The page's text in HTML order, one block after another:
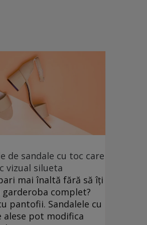
de sandale cu toc care
vizual silueta
mai înaltă fără să îți
complet?
pantofii. Sandalele cu
alese pot modifica